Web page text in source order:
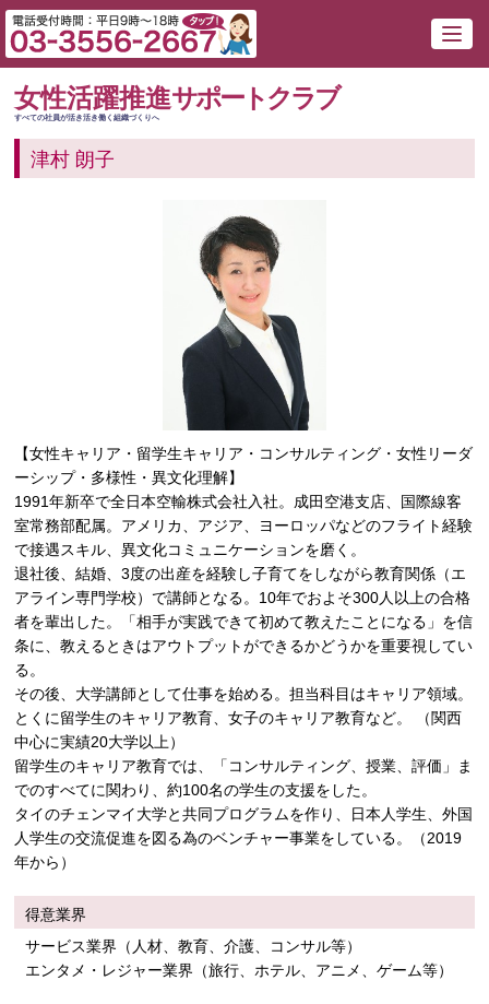
女性活躍推進サポートクラブ
すべての社員が活き活き働く組織づくりへ
津村 朗子
【女性キャリア・留学生キャリア・コンサルティング・女性リーダ
ーシップ・多様性・異文化理解】
1991年新卒で全日本空輸株式会社入社。成田空港支店、国際線客
室常務部配属。アメリカ、アジア、ヨーロッパなどのフライト経験
で接遇スキル、異文化コミュニケーションを磨く。
退社後、結婚、3度の出産を経験し子育てをしながら教育関係（エ
アライン専門学校）で講師となる。10年でおよそ300人以上の合格
者を輩出した。「相手が実践できて初めて教えたことになる」を信
条に、教えるときはアウトプットができるかどうかを重要視してい
る。
その後、大学講師として仕事を始める。担当科目はキャリア領域。
とくに留学生のキャリア教育、女子のキャリア教育など。 （関西
中心に実績20大学以上）
留学生のキャリア教育では、「コンサルティング、授業、評価」ま
でのすべてに関わり、約100名の学生の支援をした。
タイのチェンマイ大学と共同プログラムを作り、日本人学生、外国
人学生の交流促進を図る為のベンチャー事業をしている。（2019
年から）
得意業界
サービス業界（人材、教育、介護、コンサル等）
エンタメ・レジャー業界（旅行、ホテル、アニメ、ゲーム等）